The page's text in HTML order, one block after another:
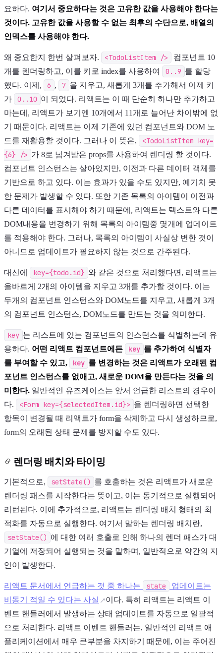
요하다. 여기서 중요하다는 것은 고유한 값을 사용해야 한다는
것이다. 고유한 값을 사용할 수 없는 최후의 수단으로, 배열의
인덱스를 사용해야 한다.
왜 중요한지 한번 살펴보자. <TodoListItem />
컴포넌트 10
개를 렌더링하고, 이를 키로 index를 사용하여
0..9 를 할당
했다. 이제,
6 , 7 을 지우고, 새롭게 3개를 추가해서 이제 키
가
0..10 이 되었다. 리액트는 이 때 단순히 하나만 추가하고
마는데, 리액트가 보기엔 10개에서 11개로 늘어난 차이밖에 없
기 때문이다. 리액트는 이제 기존에 있던 컴포넌트와 DOM 노
드를 재활용할 것이다. 그러나 이 뜻은,
<TodoListItem key=
{6} /> 가 8로 넘겨받은 props를 사용하여 렌더링 할 것이다.
컴포넌트 인스턴스는 살아있지만, 이전과 다른 데이터 객체를
기반으로 하고 있다. 이는 효과가 있을 수도 있지만, 예기치 못
한 문제가 발생할 수 있다. 또한 기존 목록의 아이템이 이전과
다른 데이터를 표시해야 하기 때문에, 리액트는 텍스트와 다른
DOM내용을 변경하기 위해 목록의 아이템중 몇개에 업데이트
를 적용해야 한다. 그러나, 목록의 아이템이 사실상 변한 것이
아니므로 업데이트가 필요하지 않는 것으로 간주된다.
대신에 key={todo.id} 와 같은 것으로 처리했다면, 리액트는
올바르게 2개의 아이템을 지우고 3개를 추가할 것이다. 이는
두개의 컴포넌트 인스턴스와 DOM노드를 지우고, 새롭게 3개
의 컴포넌트 인스턴스, DOM노드를 만드는 것을 의미한다.
key 는 리스트에 있는 컴포넌트의 인스턴스를 식별하는데 유
용하다. 어떤 리액트 컴포넌트에든 key 를 추가하여 식별자
를 부여할 수 있고,
key 를 변경하는 것은 리액트가 오래된 컴
포넌트 인스턴스를 없애고, 새로운 DOM을 만든다는 것을 의
미한다. 일반적인 유즈케이스는 앞서 언급한 리스트의 경우이
다.
<Form key={selectedItem.id}> 을 렌더링하면 선택한
항목이 변경될 때 리액트가 form을 삭제하고 다시 생성하므로,
form의 오래된 상태 문제를 방지할 수도 있다.
렌더링 배치와 타이밍
기본적으로, setState() 를 호출하는 것은 리액트가 새로운
렌더링 패스를 시작한다는 뜻이고, 이는 동기적으로 실행되어
리턴된다. 이에 추가적으로, 리액트는 렌더링 배치 형태의 최
적화를 자동으로 실행한다. 여기서 말하는 렌더링 배치란,
setState() 에 대한 여러 호출로 인해 하나의 렌더 패스가 대
기열에 저장되어 실행되는 것을 말하며, 일반적으로 약간의 지
연이 발생한다.
리액트 문서에서 언급하는 것 중 하나는 state
업데이트는
비동기 적일 수 있다는 사실
이다. 특히 리액트는 리액트 이
벤트 핸들러에서 발생하는 상태 업데이트를 자동으로 일괄적
으로 처리한다. 리액트 이벤트 핸들러는, 일반적인 리액트 애
플리케이션에서 매우 큰부분을 차지하기 때문에, 이는 주어진